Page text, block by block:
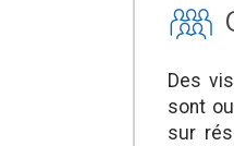
O
Des
sont
sur